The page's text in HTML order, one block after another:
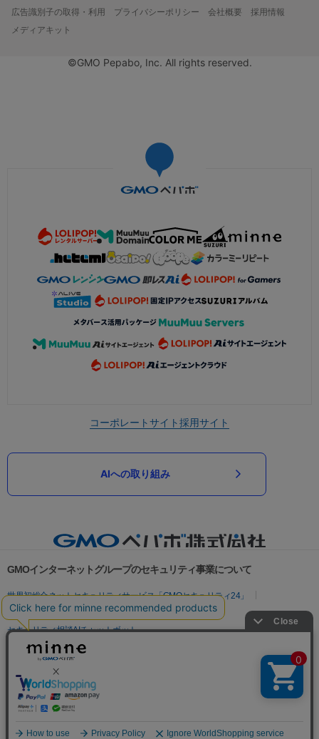
広告識別子の取得・利用
プライバシーポリシー 会社概要
採用情報
メディアキット
©GMO Pepabo, Inc. All rights reserved.
コーポレートサイト採用サイト
AIへの取り組み
GMOインターネットグループのセキュリティ事業について
世界初総合ネットセキュリティサービス「GMOセキュリティ24」
パスワード漏洩診断
Webサイトリスク診断
セキュリティ相談AIチャットボット
実在証明・盗聴対策
サイバー攻撃対策（GMO Flatt Security）
セキュリティ事業の軌跡